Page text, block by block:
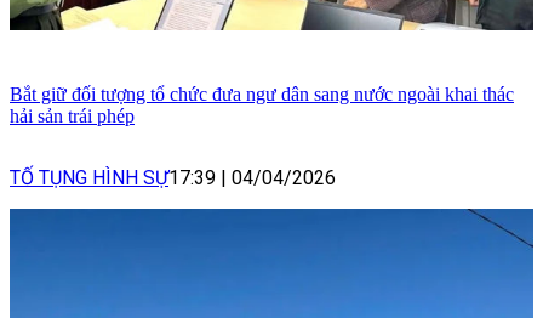
Bắt giữ đối tượng tổ chức đưa ngư dân sang nước ngoài khai thác
hải sản trái phép
TỐ TỤNG HÌNH SỰ17:39 | 04/04/2026